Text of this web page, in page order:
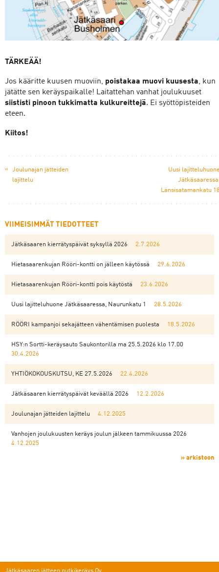
TÄRKEÄÄ!
Jos kääritte kuusen muoviin, poistakaa muovi kuusesta, kun
jätätte sen keräyspaikalle! Laitattehan vanhat joulukuuset
siististi pinoon tukkimatta kulkureittejä. Ei syöttöpisteiden
eteen.
Kiitos!
«
Joulunajan jätteiden
lajittelu
Uusi
Länsisatamankatu
VIIMEISIMMÄT TIEDOTTEET
Jätkäsaaren kierrätyspäivät syksyllä 2026 2.7.2026
Hietasaarenkujan Rööri-kontti on jälleen käytössä 29.6.2026
Hietasaarenkujan Rööri-kontti pois käytöstä 23.6.2026
Uusi lajitteluhuone Jätkäsaaressa, Naurunkatu 1 28.5.2026
RÖÖRI kampanjoi sekajätteen vähentämisen puolesta 18.5.2026
HSY:n Sortti-keräysauto Saukontorilla ma 25.5.2026 klo 17.00
30.4.2026
YHTIÖKOKOUSKUTSU, KE 27.5.2026 22.4.2026
Jätkäsaaren kierrätyspäivät keväällä 2026 12.2.2026
Joulunajan jätteiden lajittelu 4.12.2025
Vanhojen joulukuusten keräys joulun jälkeen tammikuussa 2026
4.12.2025
» arkistoon